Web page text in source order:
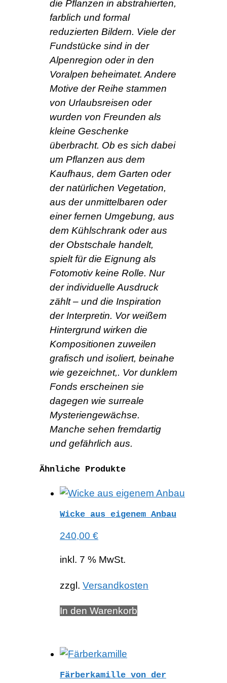
die Pflanzen in abstrahierten,
farblich und formal
reduzierten Bildern. Viele der
Fundstücke sind in der
Alpenregion oder in den
Voralpen beheimatet. Andere
Motive der Reihe stammen
von Urlaubsreisen oder
wurden von Freunden als
kleine Geschenke
überbracht. Ob es sich dabei
um Pflanzen aus dem
Kaufhaus, dem Garten oder
der natürlichen Vegetation,
aus der unmittelbaren oder
einer fernen Umgebung, aus
dem Kühlschrank oder aus
der Obstschale handelt,
spielt für die Eignung als
Fotomotiv keine Rolle. Nur
der individuelle Ausdruck
zählt – und die Inspiration
der Interpretin. Vor weißem
Hintergrund wirken die
Kompositionen zuweilen
grafisch und isoliert, beinahe
wie gezeichnet,. Vor dunklem
Fonds erscheinen sie
dagegen wie surreale
Mysteriengewächse.
Manche sehen fremdartig
und gefährlich aus.
Ähnliche Produkte
Wicke aus eigenem Anbau
240,00 €
inkl. 7 % MwSt.
zzgl. Versandkosten
In den Warenkorb
Färberkamille von der